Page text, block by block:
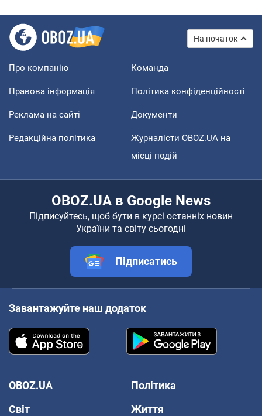
На початок
Про компанію Команда
Правова інформація Політика конфіденційності
Реклама на сайті Документи
Редакційна політика
Журналісти OBOZ.UA на
місці подій
OBOZ.UA в Google News
Підписуйтесь, щоб бути в курсі останніх новин
України та світу сьогодні
Підписатись
Завантажуйте наш додаток
OBOZ.UA
Політика
Світ
Життя